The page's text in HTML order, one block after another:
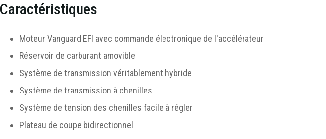
Caractéristiques
Moteur Vanguard EFI avec commande électronique de l'accélérateur
Réservoir de carburant amovible
Système de transmission véritablement hybride
Système de transmission à chenilles
Système de tension des chenilles facile à régler
Plateau de coupe bidirectionnel